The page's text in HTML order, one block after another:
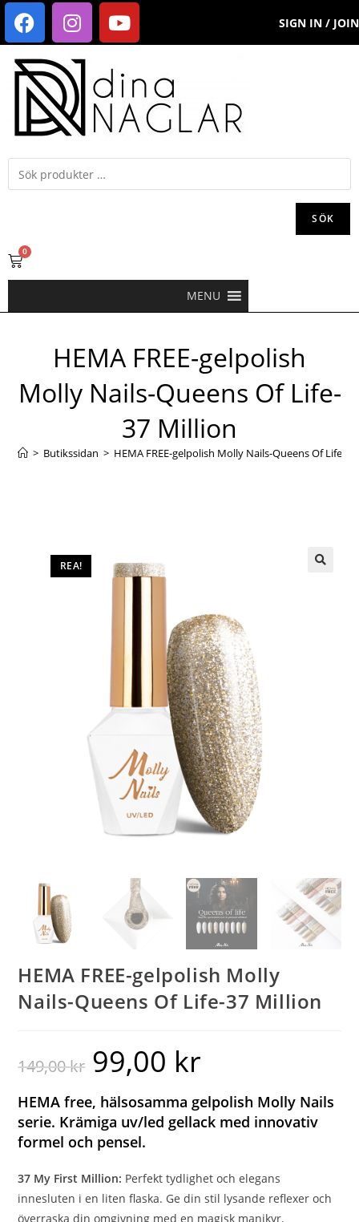
SIGN IN / JOIN
SÖK
0
MENU
HEMA FREE-gelpolish
Molly Nails-Queens Of Life-
37 Million
> Butikssidan > HEMA FREE-gelpolish Molly Nails-Queens Of Life-
REA!
HEMA FREE-gelpolish Molly
Nails-Queens Of Life-37 Million
149,00kr 99,00 kr
HEMA free, hälsosamma gelpolish Molly Nails
serie. Krämiga uv/led gellack med innovativ
formel och pensel.
37 My First Million: Perfekt tydlighet och elegans
innesluten i en liten flaska. Ge din stil lysande reflexer och
överraska din omgivning med en magisk manikyr.